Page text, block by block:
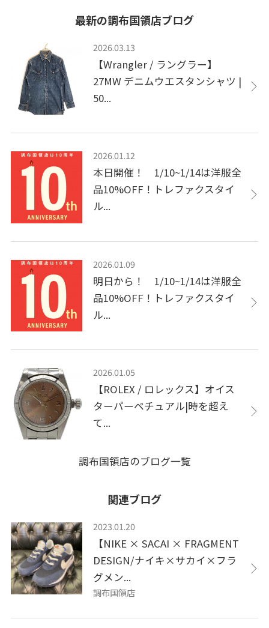
最新の調布国領店ブログ
2026.03.13
【Wrangler / ラングラー】
27MW デニムウエスタンシャツ |
50...
2026.01.12
本日開催！ 1/10~1/14は洋服全
品10%OFF！トレファクスタイ
ル...
2026.01.09
明日から！ 1/10~1/14は洋服全
品10%OFF！トレファクスタイ
ル...
2026.01.05
【ROLEX / ロレックス】オイス
ターパーペチュアル|時を超え
て...
調布国領店のブログ一覧
関連ブログ
2023.01.20
【NIKE × SACAI × FRAGMENT
DESIGN/ナイキ×サカイ×フラ
グメン...
調布国領店